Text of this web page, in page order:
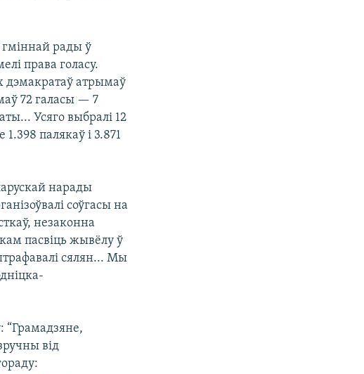
гміннай рады ў
права голасу.
дэмакратаў атрымаў
72 галасы — 7
Усяго выбралі 12
палякаў і 3.871
нарады
соўгасы на
незаконна
пасвіць жывёлу ў
сялян... Мы
“Грамадзяне,
від